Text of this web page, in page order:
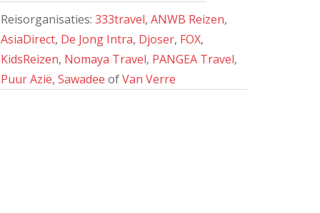
Reisorganisaties: 333travel, ANWB Reizen,
AsiaDirect, De Jong Intra, Djoser, FOX,
KidsReizen, Nomaya Travel, PANGEA Travel,
Puur Azië, Sawadee ofVan Verre